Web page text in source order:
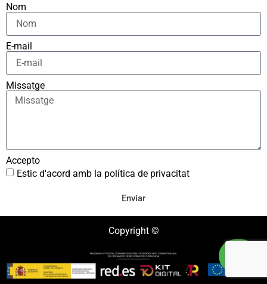
Nom
E-mail
Missatge
Accepto
Estic d'acord amb la política de privacitat
Enviar
Copyright ©